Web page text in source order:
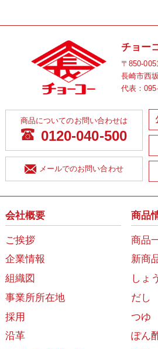
チョー
〒850-
長崎市西
代表：
商品についてのお問い合わせは
0120-040-500
メールでのお問い合わせ
会社概要
ご挨拶
企業情報
組織図
事業所所在地
採用
沿革
商品
商品
新商
しょ
だし
つゆ
ぽん